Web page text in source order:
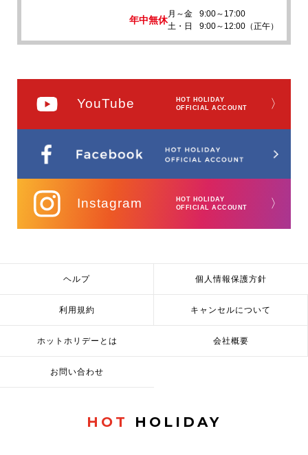
年中無休
月～金
9:00～17:00
土・日
9:00～12:00（正午）
YouTube
HOT HOLIDAY
OFFICIAL ACCOUNT
〉
Instagram
HOT HOLIDAY
OFFICIAL ACCOUNT
〉
ヘルプ 個人情報保護方針
利用規約 キャンセルについて
ホットホリデーとは 会社概要
お問い合わせ
HOT HOLIDAY